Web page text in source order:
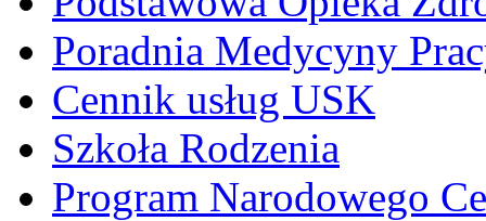
Poradnia Medycyny
Cennik usług USK
Szkoła Rodzenia
Program Narodowego